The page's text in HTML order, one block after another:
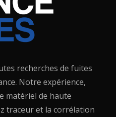
recherches de fuites
Notre expérience,
matériel de haute
traceur et la corrélation